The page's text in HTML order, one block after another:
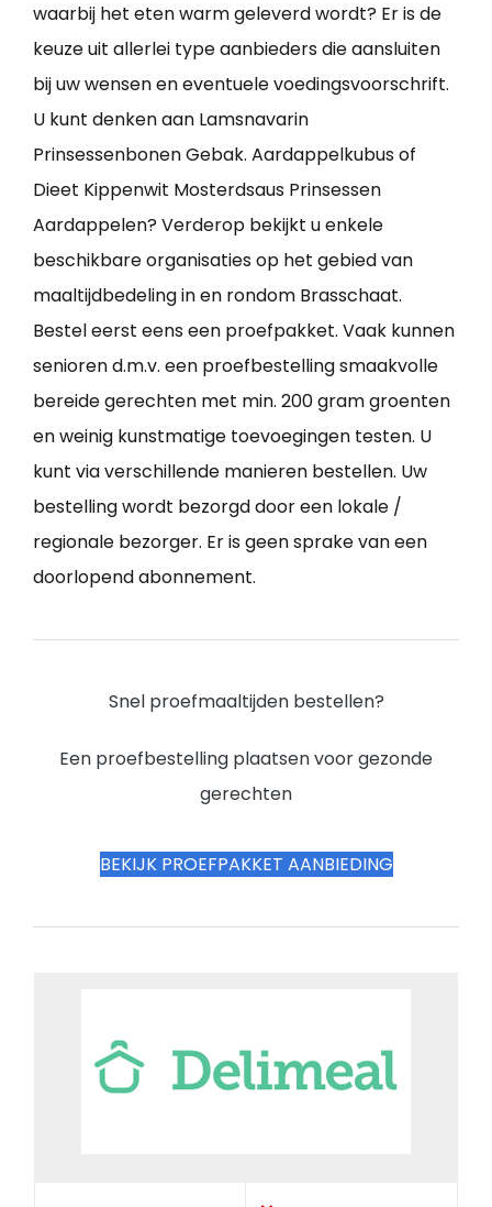
waarbij het eten warm geleverd wordt? Er is de
keuze uit allerlei type aanbieders die aansluiten
bij uw wensen en eventuele voedingsvoorschrift.
U kunt denken aan Lamsnavarin
Prinsessenbonen Gebak. Aardappelkubus of
Dieet Kippenwit Mosterdsaus Prinsessen
Aardappelen? Verderop bekijkt u enkele
beschikbare organisaties op het gebied van
maaltijdbedeling in en rondom Brasschaat.
Bestel eerst eens een proefpakket. Vaak kunnen
senioren d.m.v. een proefbestelling smaakvolle
bereide gerechten met min. 200 gram groenten
en weinig kunstmatige toevoegingen testen. U
kunt via verschillende manieren bestellen. Uw
bestelling wordt bezorgd door een lokale /
regionale bezorger. Er is geen sprake van een
doorlopend abonnement.
Snel proefmaaltijden bestellen?
Een proefbestelling plaatsen voor gezonde
gerechten
BEKIJK PROEFPAKKET AANBIEDING